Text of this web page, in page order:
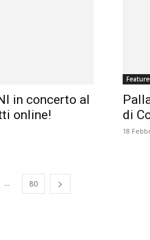
in concerto al
online!
di
18
... 80